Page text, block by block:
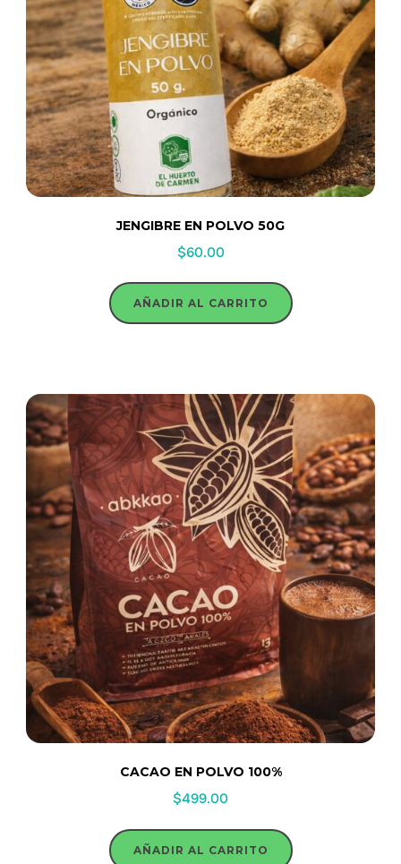
JENGIBRE EN POLVO 50G
$60.00
AÑADIR AL CARRITO
CACAO EN POLVO 100%
$499.00
AÑADIR AL CARRITO